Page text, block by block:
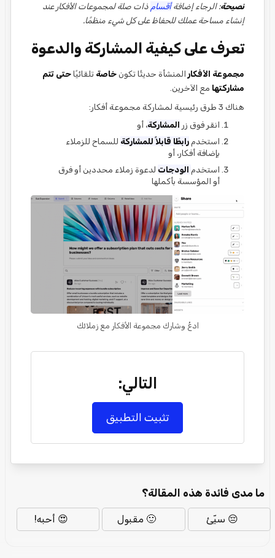
نصيحة: الرجاء إضافةأقسام ذات صلة لمجموعات الأفكار عند
إنشاء مساحة عملك للحفاظ على كل شيء منظمًا.
تعرف على كيفية المشاركة والدعوة
مجموعة الأفكار المنشأة حديثًا تكونخاصة تلقائيًاحتى تتم
مشاركتها مع الآخرين.
هناك 3 طرق رئيسية لمشاركة مجموعة أفكار:
انقر فوق زر المشاركة، أو
استخدم رابطًا قابلاً للمشاركة للسماح للزملاء
بإضافة أفكار، أو
استخدم الودجات لدعوة زملاء محددين أو فرق
أو المؤسسة بأكملها
ادعُ وشارك مجموعة الأفكار مع زملائك
التالي:
تثبيت التطبيق
ما مدى فائدة هذه المقالة؟
😔 سيّئ 🙂 مقبول 😍 أحبه!